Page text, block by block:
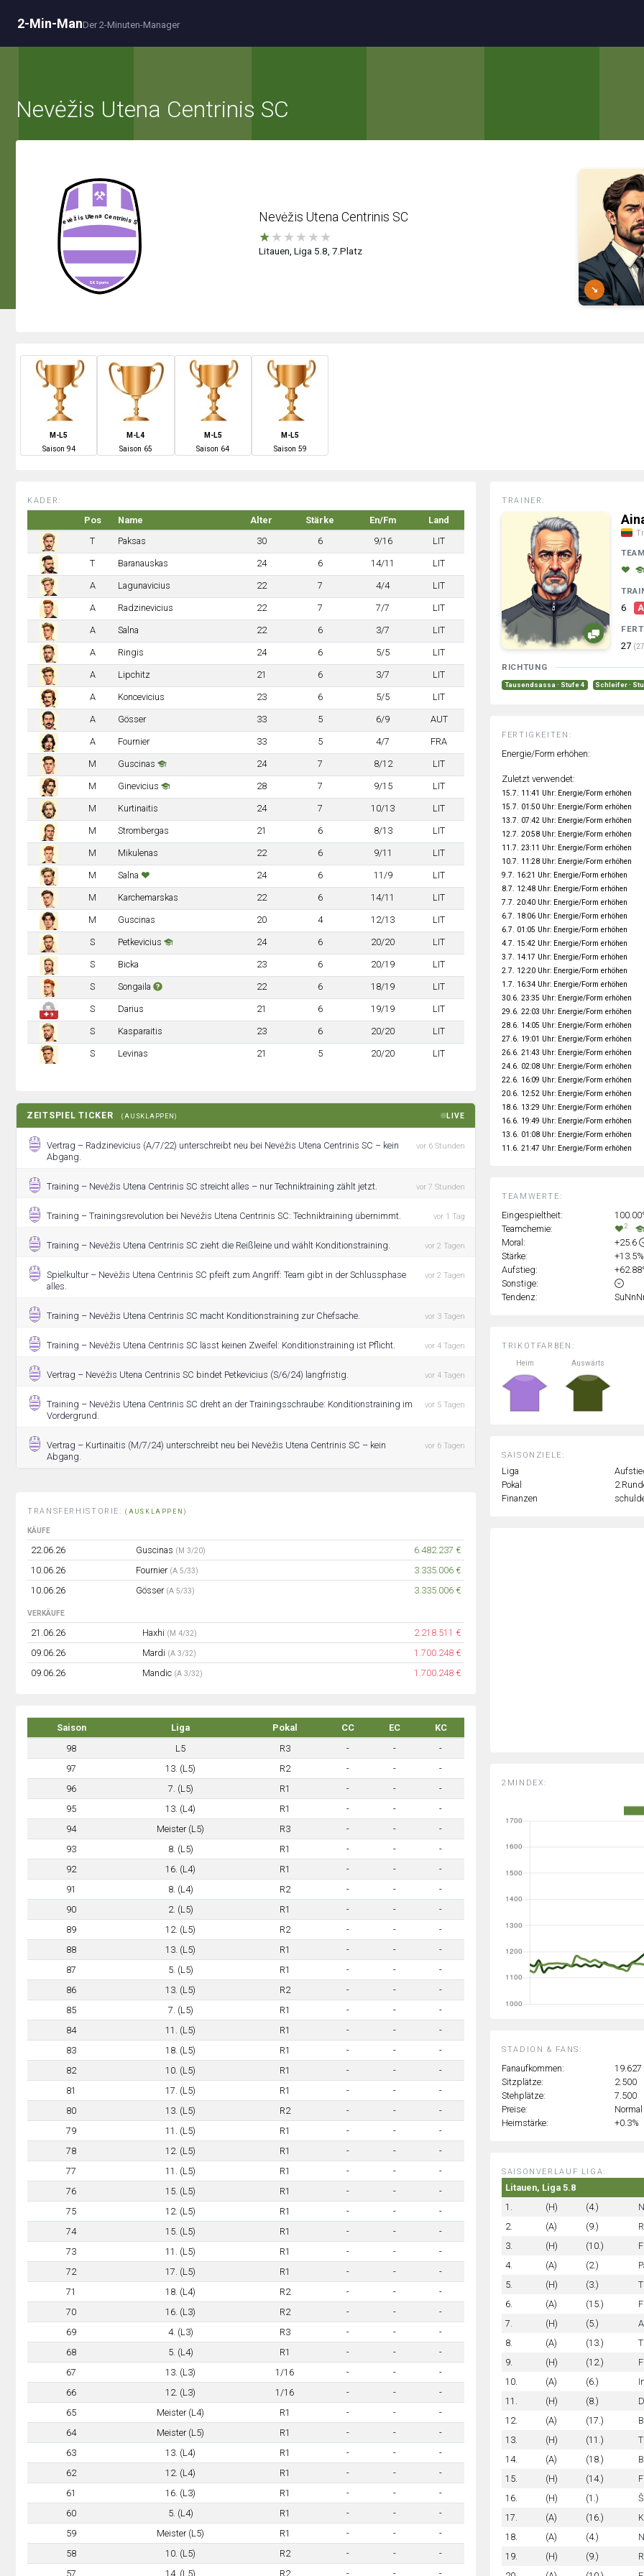
2-Min-ManDer 2-Minuten-Manager
Nevėžis Utena Centrinis SC
Nevėžis Utena Centrinis SC
★★ ★ ★ ★ ★
Litauen, Liga 5.8, 7.Platz
↘
M-L5
Saison 94
M-L4
Saison 65
M-L5
Saison 64
M-L5
Saison 59
KADER:
Pos Name Alter Stärke En/Fm
Land
T
Paksas 30 6 9/16 LIT
T Baranauskas 24 6 14/11 LIT
A Lagunavicius 22 7 4/4 LIT
A Radzinevicius 22 7 7/7 LIT
A Salna 22 6 3/7 LIT
A Ringis 24 6 5/5 LIT
A Lipchitz 21 6 3/7 LIT
A Koncevicius 23 6 5/5 LIT
A Gösser 33 5 6/9 AUT
A Fournier 33 5 4/7 FRA
M Guscinas 24 7 8/12 LIT
M Ginevicius 28 7 9/15 LIT
M Kurtinaitis 24 7 10/13 LIT
M Strombergas 21 6 8/13 LIT
M Mikulenas 22 6 9/11 LIT
M Salna 24 6 11/9 LIT
M Karchemarskas 22 6 14/11 LIT
M Guscinas 20 4 12/13 LIT
S Petkevicius 24 6 20/20 LIT
S Bicka 23 6 20/19 LIT
S Songaila 22 6 18/19 LIT
✚ 9
S Darius 21 6 19/19 LIT
S Kasparaitis 23 6 20/20 LIT
S Levinas 21 5 20/20 LIT
ZEITSPIEL TICKER (AUSKLAPPEN) LIVE
Vertrag – Radzinevicius (A/7/22) unterschreibt neu bei Nevėžis Utena Centrinis SC – kein
Abgang.
vor 6 Stunden
Training – Nevėžis Utena Centrinis SC streicht alles – nur Techniktraining zählt jetzt. vor 7 Stunden
Training – Trainingsrevolution bei Nevėžis Utena Centrinis SC: Techniktraining übernimmt. vor 1 Tag
Training – Nevėžis Utena Centrinis SC zieht die Reißleine und wählt Konditionstraining. vor 2 Tagen
Spielkultur – Nevėžis Utena Centrinis SC pfeift zum Angriff: Team gibt in der Schlussphase
alles.
vor 2 Tagen
Training – Nevėžis Utena Centrinis SC macht Konditionstraining zur Chefsache. vor 3 Tagen
Training – Nevėžis Utena Centrinis SC lässt keinen Zweifel: Konditionstraining ist Pflicht. vor 4 Tagen
Vertrag – Nevėžis Utena Centrinis SC bindet Petkevicius (S/6/24) langfristig. vor 4 Tagen
Training – Nevėžis Utena Centrinis SC dreht an der Trainingsschraube: Konditionstraining im
Vordergrund.
vor 5 Tagen
Vertrag – Kurtinaitis (M/7/24) unterschreibt neu bei Nevėžis Utena Centrinis SC – kein
Abgang.
vor 6 Tagen
TRANSFERHISTORIE:(AUSKLAPPEN)
KÄUFE
22.06.26 Guscinas (M 3/20)
6.482.237 €
10.06.26
Fournier (A 5/33)
3.335.006 €
10.06.26
Gösser (A 5/33) 3.335.006 €
VERKÄUFE
21.06.26 Haxhi (M 4/32)
2.218.511 €
09.06.26
Mardi (A 3/32)
1.700.248 €
09.06.26
Mandic (A 3/32) 1.700.248 €
Saison Liga Pokal CC EC
KC
98
L5 R3 - -
-
97
13. (L5) R2 - -
-
96
7. (L5) R1 - -
-
95
13. (L4) R1 - -
-
94
Meister (L5) R3 - -
-
93
8. (L5) R1 - -
-
92
16. (L4) R1 - -
-
91
8. (L4) R2 - -
-
90
2. (L5) R1 - -
-
89
12. (L5) R2 - -
-
88
13. (L5) R1 - -
-
87
5. (L5) R1 - -
-
86
13. (L5) R2 - -
-
85
7. (L5) R1 - -
-
84
11. (L5) R1 - -
-
83
18. (L5) R1 - -
-
82
10. (L5) R1 - -
-
81
17. (L5) R1 - -
-
80
13. (L5) R2 - -
-
79
11. (L5) R1 - -
-
78
12. (L5) R1 - -
-
77
11. (L5) R1 - -
-
76
15. (L5) R1 - -
-
75
12. (L5) R1 - -
-
74
15. (L5) R1 - -
-
73
11. (L5) R1 - -
-
72
17. (L5) R1 - -
-
71
18. (L4) R2 - -
-
70
16. (L3) R2 - -
-
69
4. (L3) R3 - -
-
68
5. (L4) R1 - -
-
67
13. (L3) 1/16 - -
-
66
12. (L3) 1/16 - -
-
65
Meister (L4) R1 - -
-
64
Meister (L5) R1 - -
-
63
13. (L4) R1 - -
-
62
12. (L4) R1 - -
-
61
16. (L3) R1 - -
-
60
5. (L4) R1 - -
-
59
Meister (L5) R1 - -
-
58
10. (L5) R2 - -
-
57
14. (L5) R2 - - -
TRIKOTFARBEN:
Heim
Auswärts
SAISONZIELE:
Liga
Pokal
Finanzen
2MINDEX:
TEAMWERTE:
Eingespieltheit:
Teamchemie:
2
Moral:
+25.6
Stärke:
+13.5%
Aufstieg:
Sonstige:
Tendenz:
TRAINER:
6
27
RICHTUNG
Tausendsassa · Stufe 4 Schleifer ·
FERTIGKEITEN:
Energie/Form erhöhen:
Zuletzt verwendet:
15.7. 11:41 Uhr: Energie/Form erhöhen
15.7. 01:50 Uhr: Energie/Form erhöhen
13.7. 07:42 Uhr: Energie/Form erhöhen
12.7. 20:58 Uhr: Energie/Form erhöhen
11.7. 23:11 Uhr: Energie/Form erhöhen
10.7. 11:28 Uhr: Energie/Form erhöhen
9.7. 16:21 Uhr: Energie/Form erhöhen
8.7. 12:48 Uhr: Energie/Form erhöhen
7.7. 20:40 Uhr: Energie/Form erhöhen
6.7. 18:06 Uhr: Energie/Form erhöhen
6.7. 01:05 Uhr: Energie/Form erhöhen
4.7. 15:42 Uhr: Energie/Form erhöhen
3.7. 14:17 Uhr: Energie/Form erhöhen
2.7. 12:20 Uhr: Energie/Form erhöhen
1.7. 16:34 Uhr: Energie/Form erhöhen
30.6. 23:35 Uhr: Energie/Form erhöhen
29.6. 22:03 Uhr: Energie/Form erhöhen
28.6. 14:05 Uhr: Energie/Form erhöhen
27.6. 19:01 Uhr: Energie/Form erhöhen
26.6. 21:43 Uhr: Energie/Form erhöhen
24.6. 02:08 Uhr: Energie/Form erhöhen
22.6. 16:09 Uhr: Energie/Form erhöhen
20.6. 12:52 Uhr: Energie/Form erhöhen
18.6. 13:29 Uhr: Energie/Form erhöhen
16.6. 19:49 Uhr: Energie/Form erhöhen
13.6. 01:08 Uhr: Energie/Form erhöhen
11.6. 21:47 Uhr: Energie/Form erhöhen
STADION & FANS:
Fanaufkommen:
19.627
Sitzplätze:
2.500
Stehplätze:
7.500
Preise:
Normal
Heimstärke:
+0.3%
SAISONVERLAUF LIGA:
Litauen, Liga 5.8
1.
(H) (4.)
2.
(A) (9.)
3.
(H) (10.)
4.
(A) (2.)
5.
(H) (3.)
6.
(A) (15.)
7.
(H) (5.)
8.
(A) (13.)
9.
(H) (12.)
10.
(A) (6.)
11.
(H) (8.)
12.
(A) (17.)
13.
(H) (11.)
14.
(A) (18.)
15.
(H) (14.)
16.
(H) (1.)
17.
(A) (16.)
18.
(A) (4.)
19.
(H) (9.)